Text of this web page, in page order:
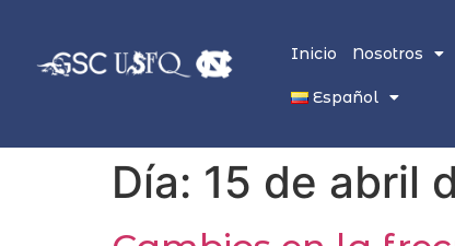
Inicio Nosotros
Español
Día: 15 de abril